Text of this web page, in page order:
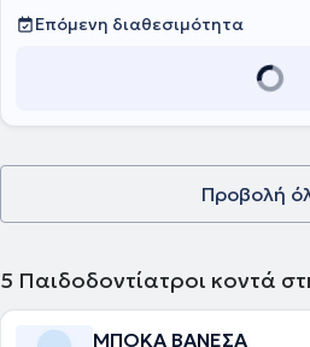
Επόμενη διαθεσιμότητα
Προβολή
5 Παιδοδοντίατροι κοντά
ΜΠΟΚΑ ΒΑΝΕΣΑ